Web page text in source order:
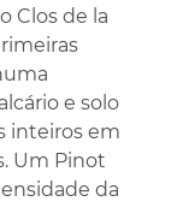
Clos de la
e solo
inteiros em
Um Pinot
da